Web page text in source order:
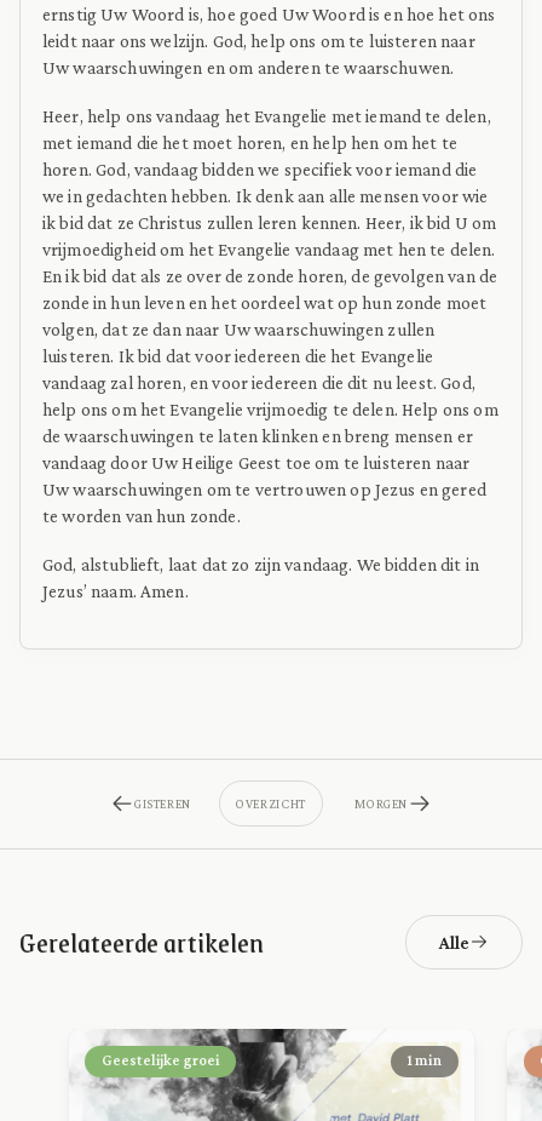
ernstig Uw Woord is, hoe goed Uw Woord is en hoe het ons
leidt naar ons welzijn. God, help ons om te luisteren naar
Uw waarschuwingen en om anderen te waarschuwen.
Heer, help ons vandaag het Evangelie met iemand te delen,
met iemand die het moet horen, en help hen om het te
horen. God, vandaag bidden we specifiek voor iemand die
we in gedachten hebben. Ik denk aan alle mensen voor wie
ik bid dat ze Christus zullen leren kennen. Heer, ik bid U om
vrijmoedigheid om het Evangelie vandaag met hen te delen.
En ik bid dat als ze over de zonde horen, de gevolgen van de
zonde in hun leven en het oordeel wat op hun zonde moet
volgen, dat ze dan naar Uw waarschuwingen zullen
luisteren. Ik bid dat voor iedereen die het Evangelie
vandaag zal horen, en voor iedereen die dit nu leest. God,
help ons om het Evangelie vrijmoedig te delen. Help ons om
de waarschuwingen te laten klinken en breng mensen er
vandaag door Uw Heilige Geest toe om te luisteren naar
Uw waarschuwingen om te vertrouwen op Jezus en gered
te worden van hun zonde.
God, alstublieft, laat dat zo zijn vandaag. We bidden dit in
Jezus’ naam. Amen.
GISTEREN OVERZICHT MORGEN
Gerelateerde artikelen Alle
Geestelijke groei 1 min